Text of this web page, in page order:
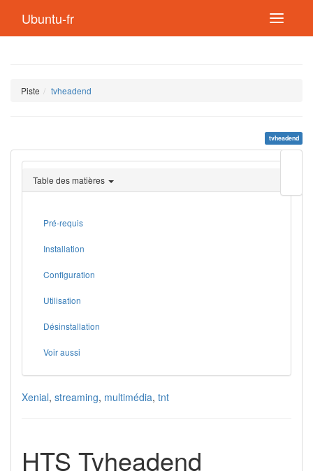
Ubuntu-fr
Piste tvheadend
tvheadend
page
Table des matières
Pré-requis
Installation
Configuration
Utilisation
Désinstallation
Voir aussi
Xenial, streaming, multimédia, tnt
HTS Tvheadend